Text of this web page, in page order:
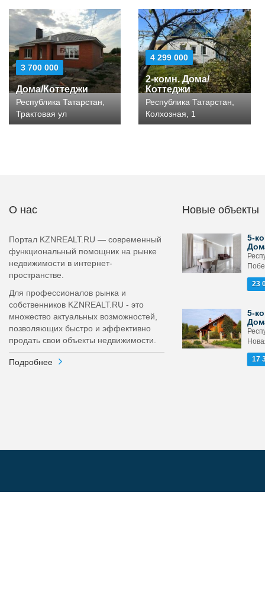
3 700 000
Дома/Коттеджи
Республика Татарстан,
Трактовая ул
4 299 000
2-комн. Дома/
Коттеджи
Республика Татарстан,
Колхозная, 1
О нас
Портал KZNREALT.RU — современный
функциональный помощник на рынке
недвижимости в интернет-
пространстве.
Для профессионалов рынка и
собственников KZNREALT.RU - это
множество актуальных возможностей,
позволяющих быстро и эффективно
продать свои объекты недвижимости.
Подробнее
Новые объекты
5-
23
5-
17